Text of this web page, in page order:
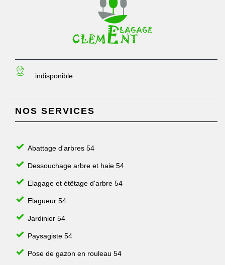
indisponible
NOS SERVICES
Abattage d'arbres 54
Dessouchage arbre et haie 54
Elagage et étêtage d'arbre 54
Elagueur 54
Jardinier 54
Paysagiste 54
Pose de gazon en rouleau 54